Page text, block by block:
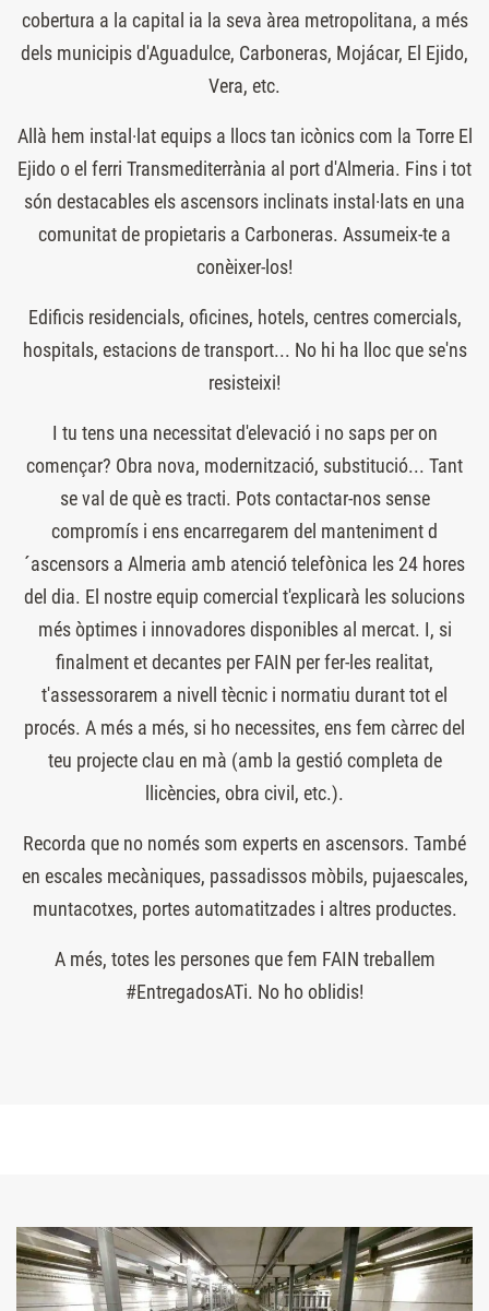
cobertura a la capital ia la seva àrea metropolitana, a més
dels municipis d'Aguadulce, Carboneras, Mojácar, El Ejido,
Vera, etc.
Allà hem instal·lat equips a llocs tan icònics com la Torre El
Ejido o el ferri Transmediterrània al port d'Almeria. Fins i tot
són destacables els ascensors inclinats instal·lats en una
comunitat de propietaris a Carboneras. Assumeix-te a
conèixer-los!
Edificis residencials, oficines, hotels, centres comercials,
hospitals, estacions de transport... No hi ha lloc que se'ns
resisteixi!
I tu tens una necessitat d'elevació i no saps per on
començar? Obra nova, modernització, substitució... Tant
se val de què es tracti. Pots contactar-nos sense
compromís i ens encarregarem del manteniment d
´ascensors a Almeria amb atenció telefònica les 24 hores
del dia. El nostre equip comercial t'explicarà les solucions
més òptimes i innovadores disponibles al mercat. I, si
finalment et decantes per FAIN per fer-les realitat,
t'assessorarem a nivell tècnic i normatiu durant tot el
procés. A més a més, si ho necessites, ens fem càrrec del
teu projecte clau en mà (amb la gestió completa de
llicències, obra civil, etc.).
Recorda que no només som experts en ascensors. També
en escales mecàniques, passadissos mòbils, pujaescales,
muntacotxes, portes automatitzades i altres productes.
A més, totes les persones que fem FAIN treballem
#EntregadosATi. No ho oblidis!